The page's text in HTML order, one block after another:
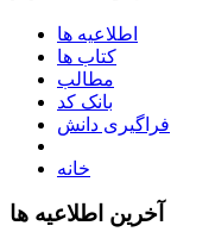
اطلاعیه ها
کتاب ها
مطالب
بانک کد
فراگیری دانش
خانه
آخرین اطلاعیه ها